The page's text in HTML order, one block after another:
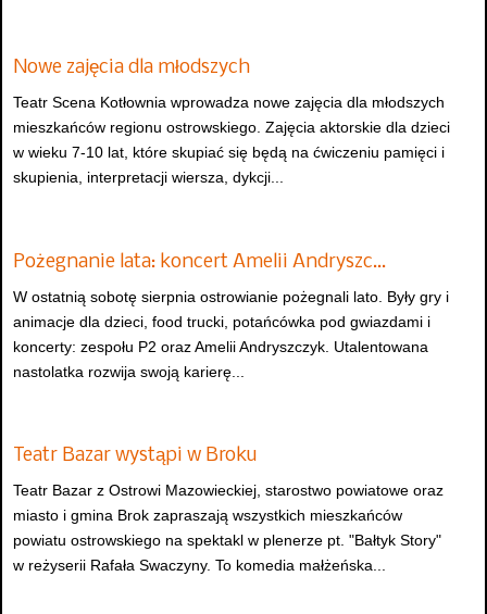
Nowe zajęcia dla młodszych
Teatr Scena Kotłownia wprowadza nowe zajęcia dla młodszych
mieszkańców regionu ostrowskiego. Zajęcia aktorskie dla dzieci
w wieku 7-10 lat, które skupiać się będą na ćwiczeniu pamięci i
skupienia, interpretacji wiersza, dykcji...
Pożegnanie lata: koncert Amelii Andryszc…
W ostatnią sobotę sierpnia ostrowianie pożegnali lato. Były gry i
animacje dla dzieci, food trucki, potańcówka pod gwiazdami i
koncerty: zespołu P2 oraz Amelii Andryszczyk. Utalentowana
nastolatka rozwija swoją karierę...
Teatr Bazar wystąpi w Broku
Teatr Bazar z Ostrowi Mazowieckiej, starostwo powiatowe oraz
miasto i gmina Brok zapraszają wszystkich mieszkańców
powiatu ostrowskiego na spektakl w plenerze pt. "Bałtyk Story"
w reżyserii Rafała Swaczyny. To komedia małżeńska...